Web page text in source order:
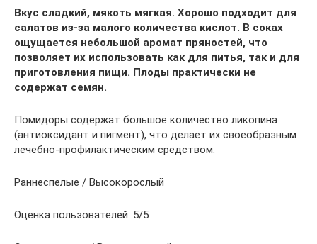
Вкус сладкий, мякоть мягкая. Хорошо подходит для
салатов из-за малого количества кислот. В соках
ощущается небольшой аромат пряностей, что
позволяет их использовать как для питья, так и для
приготовления пищи. Плоды практически не
содержат семян.
Помидоры содержат большое количество ликопина
(антиоксидант и пигмент), что делает их своеобразным
лечебно-профилактическим средством.
Раннеспелые / Высокорослый
Оценка пользователей: 5/5